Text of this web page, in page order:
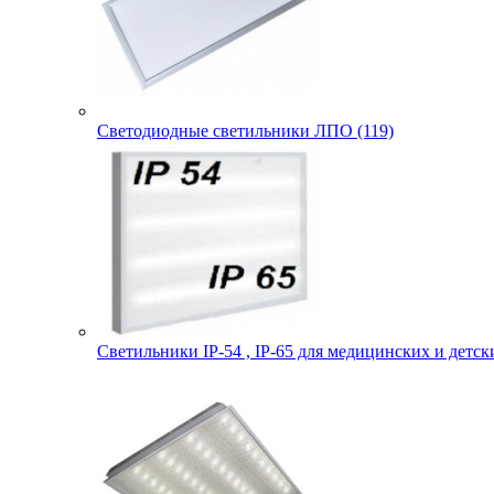
Светодиодные светильники ЛПО (119)
Светильники IP-54 , IP-65 для медицинских и